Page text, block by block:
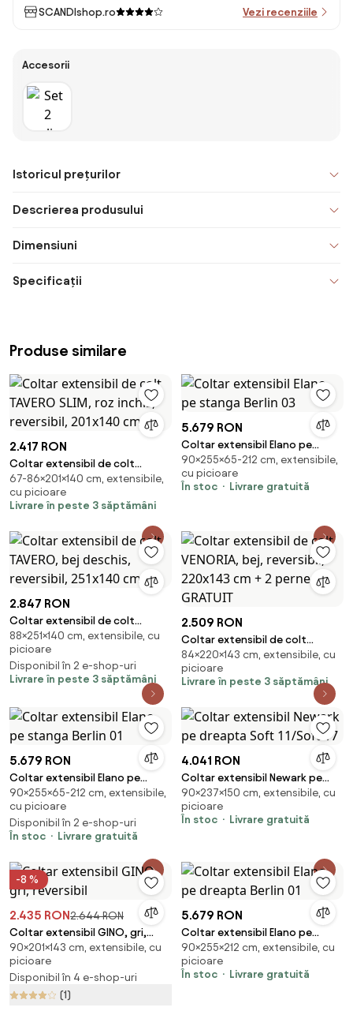
SCANDIshop.ro Vezi recenziile
Accesorii
Istoricul prețurilor
Descrierea produsului
Dimensiuni
Specificații
Produse similare
2.417 RON
Coltar extensibil de colt
TAVERO SLIM, roz inchis,
reversibil, 201x140 cm
67-86×201×140 cm, extensibile,
cu picioare
Livrare în peste 3 săptămâni
5.679 RON
Coltar extensibil Elano pe
stanga Berlin 03
90×255×65-212 cm, extensibile,
cu picioare
În stoc
Livrare gratuită
2.847 RON
Coltar extensibil de colt
TAVERO, bej deschis, reversibil,
251x140 cm
88×251×140 cm, extensibile, cu
picioare
Disponibil în 2 e-shop-uri
Livrare în peste 3 săptămâni
2.509 RON
Coltar extensibil de colt
VENORIA, bej, reversibil, 220x143
cm + 2 perne GRATUIT
84×220×143 cm, extensibile, cu
picioare
Livrare în peste 3 săptămâni
5.679 RON
Coltar extensibil Elano pe
stanga Berlin 01
90×255×65-212 cm, extensibile,
cu picioare
Disponibil în 2 e-shop-uri
În stoc
Livrare gratuită
4.041 RON
Coltar extensibil Newark pe
dreapta Soft 11/Soft 17
90×237×150 cm, extensibile, cu
picioare
În stoc
Livrare gratuită
-8 %
2.435 RON2.644 RON
Coltar extensibil GINO, gri,
reversibil
90×201×143 cm, extensibile, cu
picioare
Disponibil în 4 e-shop-uri
(1)
5.679 RON
Coltar extensibil Elano pe
dreapta Berlin 01
90×255×212 cm, extensibile, cu
picioare
În stoc
Livrare gratuită